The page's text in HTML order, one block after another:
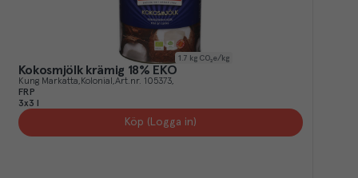
1.7 kg CO₂e/kg
Kokosmjölk krämig 18% EKO
Kung Markatta Kolonial Art.nr. 105373
FRP
3x3 l
Köp (Logga in)